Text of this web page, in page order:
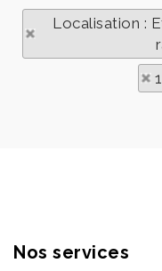
Localisation :
Nos services